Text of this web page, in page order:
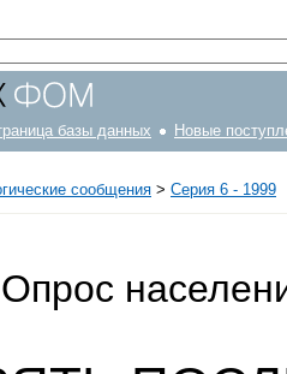
базы данных Новые
сообщения > Серия 6 - 1999